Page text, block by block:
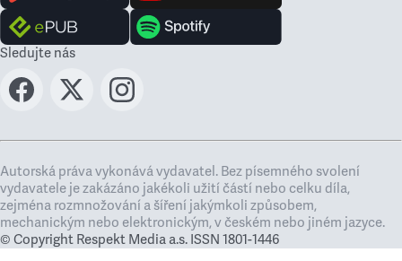
Sledujte nás
Autorská práva vykonává vydavatel. Bez písemného svolení
vydavatele je zakázáno jakékoli užití částí nebo celku díla,
zejména rozmnožování a šíření jakýmkoli způsobem,
mechanickým nebo elektronickým, v českém nebo jiném jazyce.
© Copyright Respekt Media a.s. ISSN 1801-1446